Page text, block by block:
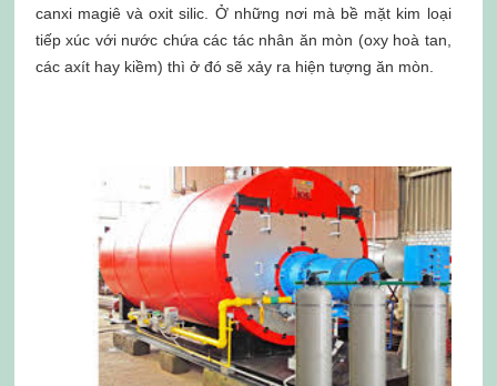
canxi magiê và oxit silic. Ở những nơi mà bề mặt kim loại
tiếp xúc với nước chứa các tác nhân ăn mòn (oxy hoà tan,
các axít hay kiềm) thì ở đó sẽ xảy ra hiện tượng ăn mòn.